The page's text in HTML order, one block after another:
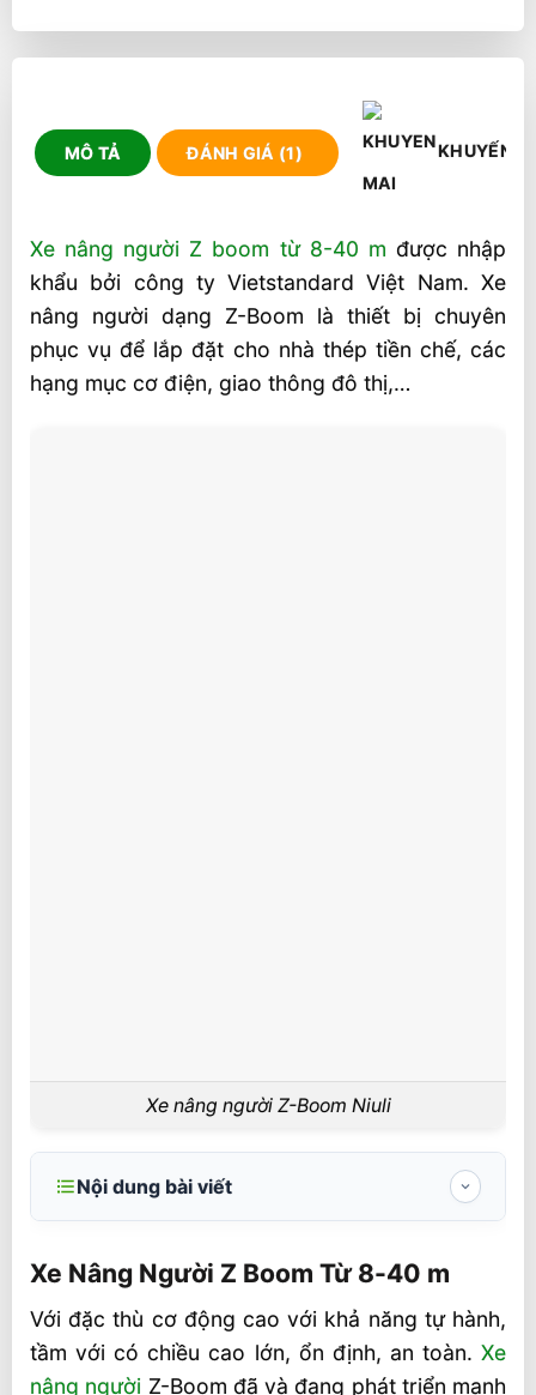
MÔ TẢ ĐÁNH GIÁ (1) KHUYẾN
Xe nâng người Z boom từ 8-40 m được nhập
khẩu bởi công ty Vietstandard Việt Nam. Xe
nâng người dạng Z-Boom là thiết bị chuyên
phục vụ để lắp đặt cho nhà thép tiền chế, các
hạng mục cơ điện, giao thông đô thị,…
Xe nâng người Z-Boom Niuli
Nội dung bài viết
Tại sao bạn chọn xe nâng tự hành chữ Z
Bệ hẹp
Xe Nâng Người Z Boom Từ 8-40 m
Với đặc thù cơ động cao với khả năng tự hành,
tầm với có chiều cao lớn, ổn định, an toàn. Xe
nâng người Z-Boom đã và đang phát triển mạnh